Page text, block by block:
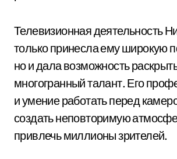
Телевизионная деятельность
только принесла ему широкую
но и дала возможность
многогранный талант. Его
и умение работать перед
создать неповторимую
привлечь миллионы зрителей.